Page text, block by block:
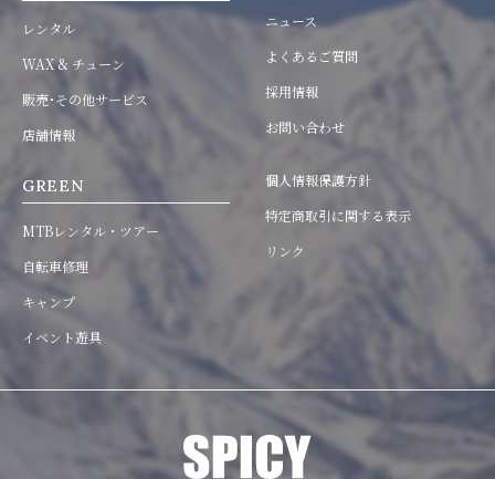
レンタル
WAX & チューン
販売･その他サービス
店舗情報
GREEN
MTBレンタル・ツアー
自転車修理
キャンプ
イベント遊具
ニュース
よくあるご質問
採用情報
お問い合わせ
個人情報保護方針
特定商取引に関する表示
リンク